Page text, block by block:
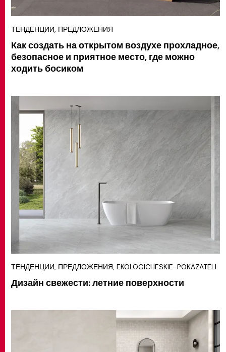
ТЕНДЕНЦИИ, ПРЕДЛОЖЕНИЯ
Как создать на открытом воздухе прохладное,
безопасное и приятное место, где можно
ходить босиком
ТЕНДЕНЦИИ, ПРЕДЛОЖЕНИЯ, EKOLOGICHESKIE-POKAZATELI
Дизайн свежести: летние поверхности